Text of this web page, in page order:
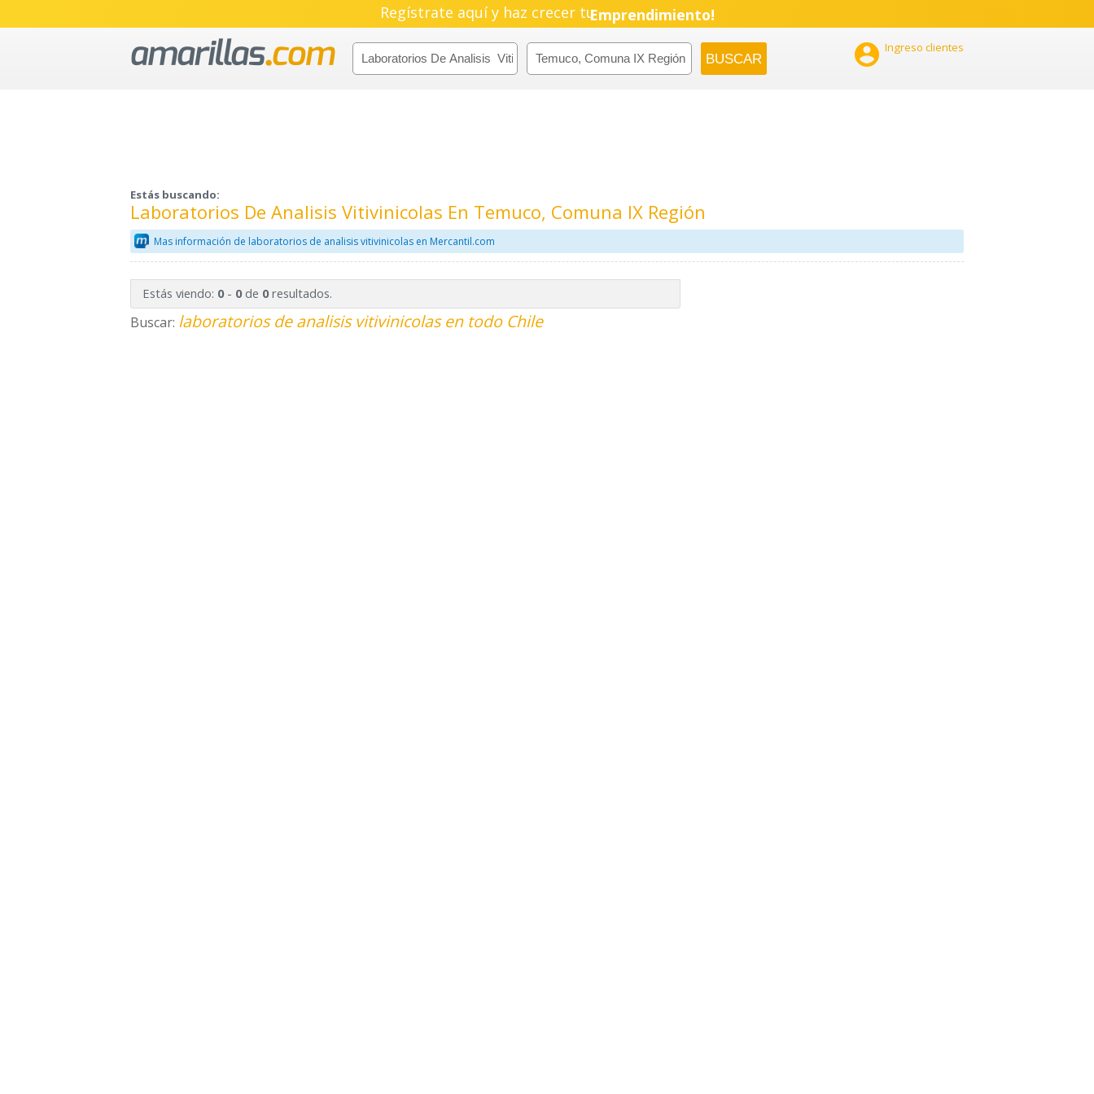
Regístrate aquí y haz crecer tu
Emprendimiento!
 Ingreso clientes
Estás buscando:
Laboratorios De Analisis Vitivinicolas En Temuco, Comuna IX Región
Mas información de laboratorios de analisis vitivinicolas en Mercantil.com
Estás viendo: 0- 0de 0resultados.
Buscar: laboratorios de analisis vitivinicolas en todo Chile